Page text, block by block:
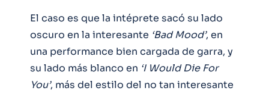
El caso es que la intéprete sacó su lado
oscuro en la interesante ‘Bad Mood’, en
una performance bien cargada de garra, y
su lado más blanco en ‘I Would Die For
You’, más del estilo del no tan interesante